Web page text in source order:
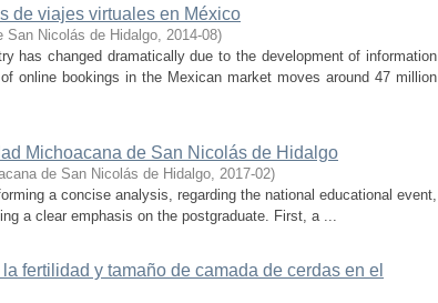
de viajes virtuales en México
San Nicolás de Hidalgo, 2014-08)
has changed dramatically due to the development of information
online bookings in the Mexican market moves around 47 million
Michoacana de San Nicolás de Hidalgo
de San Nicolás de Hidalgo, 2017-02)
a concise analysis, regarding the national educational event,
a clear emphasis on the postgraduate. First, a ...
fertilidad y tamaño de camada de cerdas en el